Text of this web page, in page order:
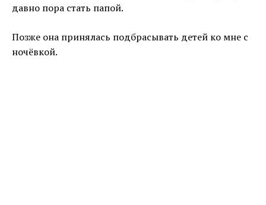
давно пора стать папой.
Позже она принялась подбрасывать детей ко мне с
ночёвкой.